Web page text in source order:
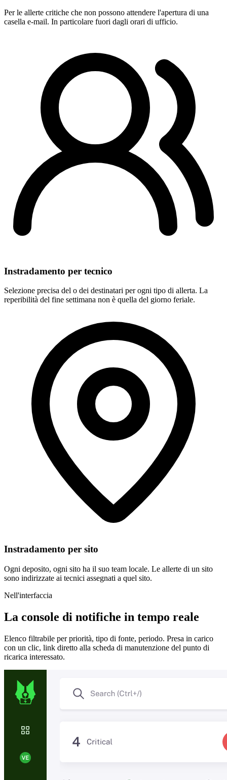
Per le allerte critiche che non possono attendere l'apertura di una
casella e-mail. In particolare fuori dagli orari di ufficio.
Instradamento per tecnico
Selezione precisa del o dei destinatari per ogni tipo di allerta. La
reperibilità del fine settimana non è quella del giorno feriale.
Instradamento per sito
Ogni deposito, ogni sito ha il suo team locale. Le allerte di un sito
sono indirizzate ai tecnici assegnati a quel sito.
Nell'interfaccia
La console di notifiche in tempo reale
Elenco filtrabile per priorità, tipo di fonte, periodo. Presa in carico
con un clic, link diretto alla scheda di manutenzione del punto di
ricarica interessato.